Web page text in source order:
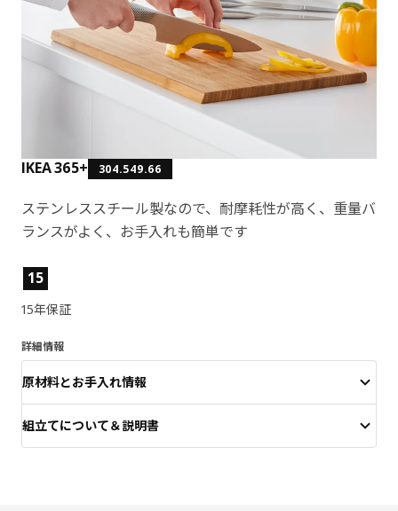
IKEA 365+ 304.549.66
ステンレススチール製なので、耐摩耗性が高く、重量バ
ランスがよく、お手入れも簡単です
製品の特徴
15
15年保証
詳細情報
原材料とお手入れ情報
組立てについて＆説明書